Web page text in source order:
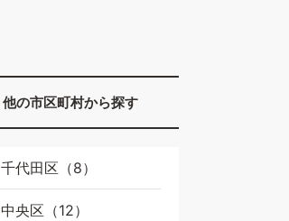
他の市区町村から探す
千代田区（8）
中央区（12）